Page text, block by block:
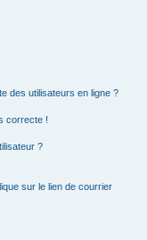
des utilisateurs en ligne ?
correcte !
?
sur le lien de courrier